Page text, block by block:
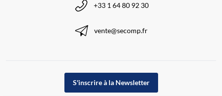
+33 1 64 80 92 30
vente@secomp.fr
S'inscrire à la Newsletter